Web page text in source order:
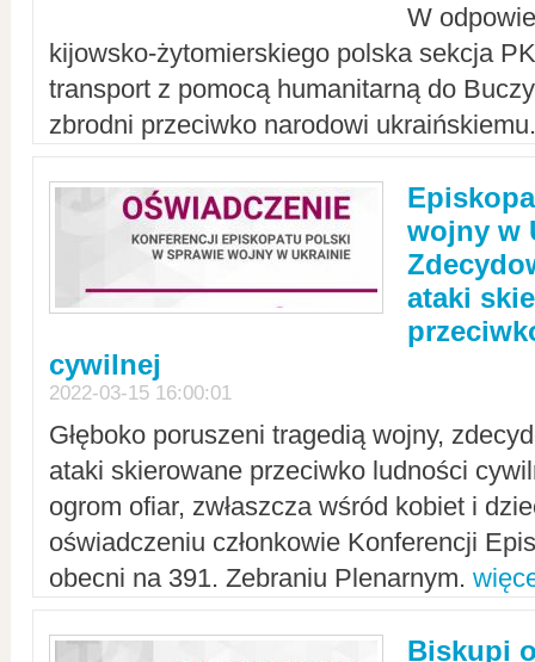
W
kijowsko-żytomierskiego polska sekcja
transport z pomocą humanitarną do
zbrodni przeciwko narodowi
wojny w
ataki
cywilnej
2022-03-15 16:00:01
Głęboko poruszeni tragedią wojny,
ataki skierowane przeciwko ludności
ogrom ofiar, zwłaszcza wśród kobiet i
oświadczeniu członkowie Konferencji
obecni na 391. Zebraniu Plenarnym.
Biskupi